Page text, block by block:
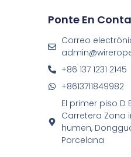
Ponte En
Correo
+86 137 1231 2145
+8613711849982
El primer piso D
Carretera Zona
humen,
Porcelana